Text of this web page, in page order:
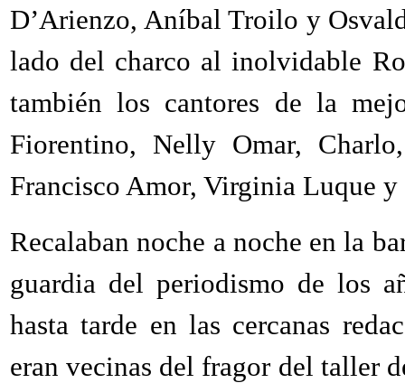
D’Arienzo, Aníbal Troilo y
lado del charco al inolvidable
también los cantores de la
Fiorentino, Nelly Omar,
Francisco Amor, Virginia Luque y
Recalaban noche a noche en la
guardia del periodismo de los
hasta tarde en las cercanas
eran vecinas del fragor del taller